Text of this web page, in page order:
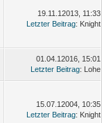
19.11.12013, 11:33
Letzter Beitrag: Knight
01.04.12016, 15:01
Letzter Beitrag: Lohe
15.07.12004, 10:35
Letzter Beitrag: Knight